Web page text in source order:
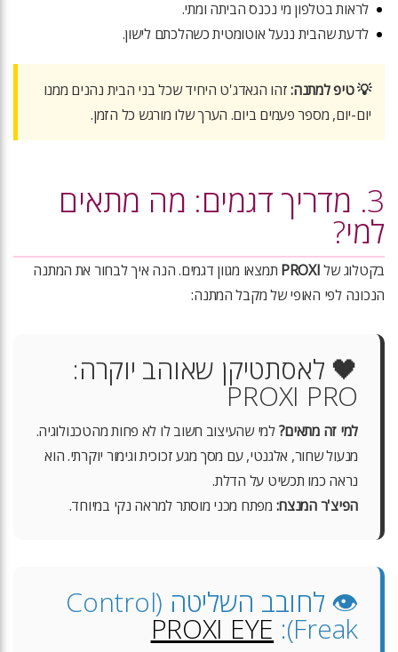
לראות בטלפון מי נכנס הביתה ומתי.
לדעת שהבית ננעל אוטומטית כשהלכתם לישון.
💡 טיפ למתנה:זהו הגאדג'ט היחיד שכל בני הבית נהנים ממנו
יום-יום, מספר פעמים ביום. הערך שלו מורגש כל הזמן.
3. מדריך דגמים: מה מתאים
למי?
בקטלוג שלPROXI תמצאו מגוון דגמים. הנה איך לבחור את המתנה
הנכונה לפי האופי של מקבל המתנה:
🖤 לאסתטיקן שאוהב יוקרה:
PROXI PRO
למי זה מתאים?למי שהעיצוב חשוב לו לא פחות מהטכנולוגיה.
מנעול שחור, אלגנטי, עם מסך מגע זכוכית וגימור יוקרתי. הוא
נראה כמו תכשיט על הדלת.
הפיצ'ר המנצח: מפתח מכני מוסתר למראה נקי במיוחד.
👁️ לחובב השליטה (Control
Freak):
PROXI EYE